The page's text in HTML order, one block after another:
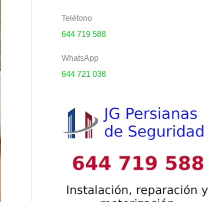
Teléfono
644 719 588
WhatsApp
644 721 038